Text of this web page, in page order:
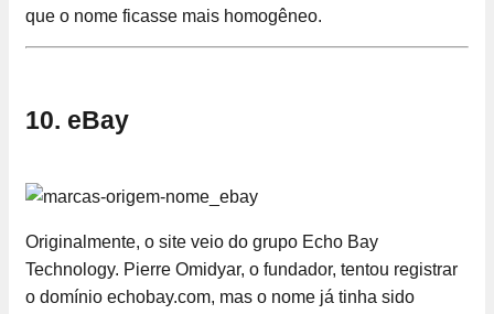
que o nome ficasse mais homogêneo.
10. eBay
Originalmente, o site veio do grupo Echo Bay
Technology. Pierre Omidyar, o fundador, tentou registrar
o domínio echobay.com, mas o nome já tinha sido